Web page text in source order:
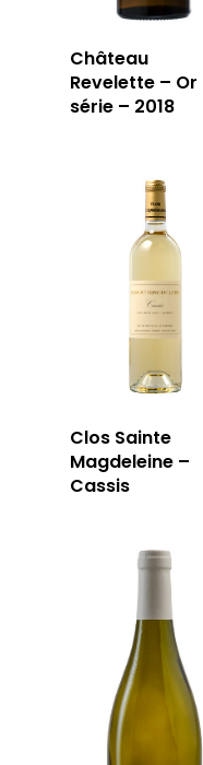
Château
Revelette – Or
série – 2018
Clos Sainte
Magdeleine –
Cassis